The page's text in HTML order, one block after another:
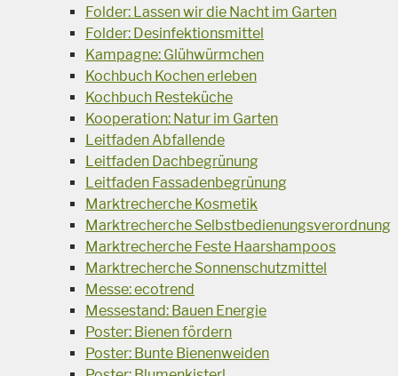
Folder: Lassen wir die Nacht im Garten
Folder: Desinfektionsmittel
Kampagne: Glühwürmchen
Kochbuch Kochen erleben
Kochbuch Resteküche
Kooperation: Natur im Garten
Leitfaden Abfallende
Leitfaden Dachbegrünung
Leitfaden Fassadenbegrünung
Marktrecherche Kosmetik
Marktrecherche Selbstbedienungsverordnung
Marktrecherche Feste Haarshampoos
Marktrecherche Sonnenschutzmittel
Messe: ecotrend
Messestand: Bauen Energie
Poster: Bienen fördern
Poster: Bunte Bienenweiden